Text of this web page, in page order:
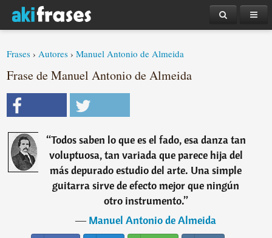
Frases ›Autores ›Manuel Antonio de Almeida
Frase de Manuel Antonio de Almeida
“Todos saben lo que es el fado, esa danza tan
voluptuosa, tan variada que parece hija del
más depurado estudio del arte. Una simple
guitarra sirve de efecto mejor que ningún
otro instrumento.”
―Manuel Antonio de Almeida